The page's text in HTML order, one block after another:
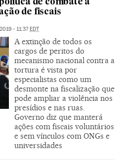
de combate à
de fiscais
- 11:37EDT
A extinção de todos os
cargos de peritos do
mecanismo nacional contra a
tortura é vista por
especialistas como um
desmonte na fiscalização que
pode ampliar a violência nos
presídios e nas ruas.
Governo diz que manterá
ações com fiscais voluntários
e sem vínculos com ONGs e
universidades